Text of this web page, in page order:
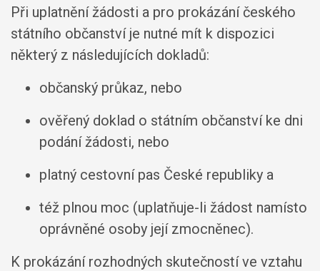
Při uplatnění žádosti a pro prokázání českého
státního občanství je nutné mít k dispozici
některý z následujících dokladů:
občanský průkaz, nebo
ověřený doklad o státním občanství ke dni
podání žádosti, nebo
platný cestovní pas České republiky a
též plnou moc (uplatňuje-li žádost namísto
oprávněné osoby její zmocněnec).
K prokázání rozhodných skutečností ve vztahu